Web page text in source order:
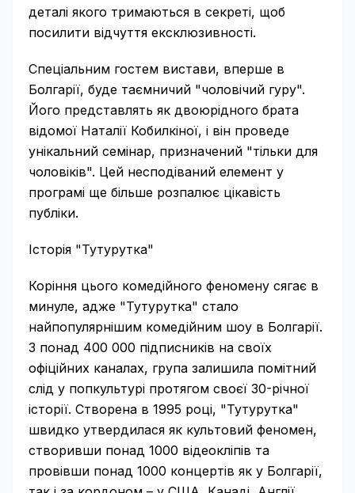
деталі якого тримаються в секреті, щоб
посилити відчуття ексклюзивності.
Спеціальним гостем вистави, вперше в
Болгарії, буде таємничий "чоловічий гуру".
Його представлять як двоюрідного брата
відомої Наталії Кобилкіної, і він проведе
унікальний семінар, призначений "тільки для
чоловіків". Цей несподіваний елемент у
програмі ще більше розпалює цікавість
публіки.
Історія "Тутурутка"
Коріння цього комедійного феномену сягає в
минуле, адже "Тутурутка" стало
найпопулярнішим комедійним шоу в Болгарії.
З понад 400 000 підписників на своїх
офіційних каналах, група залишила помітний
слід у попкультурі протягом своєї 30-річної
історії. Створена в 1995 році, "Тутурутка"
швидко утвердилася як культовий феномен,
створивши понад 1000 відеокліпів та
провівши понад 1000 концертів як у Болгарії,